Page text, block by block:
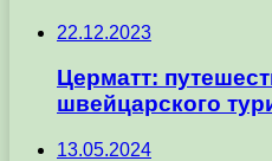
22.12.2023
Церматт:
швейцарского
13.05.2024